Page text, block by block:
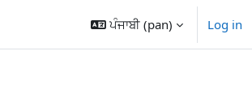
ਪੰਜਾਬੀ ‎(pan)‎ Log in